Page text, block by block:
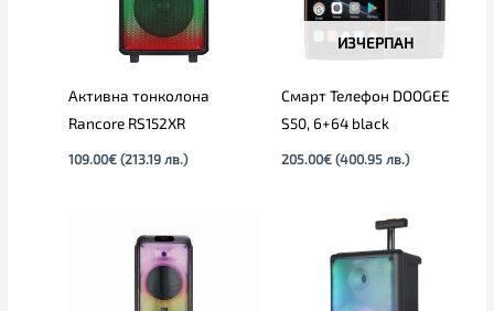
Активна тонколона
Rancore RS152XR
109.00€ (213.19 лв.)
ИЗЧЕРПАН
Смарт Телефон DOOGEE
S50, 6+64 black
205.00€ (400.95 лв.)